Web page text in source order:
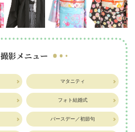
撮影メニュー
マタニティ
フォト結婚式
バースデー／初節句